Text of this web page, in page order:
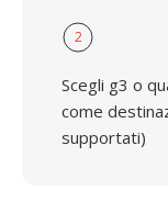
2
Scegli g3 o
come
supportati)